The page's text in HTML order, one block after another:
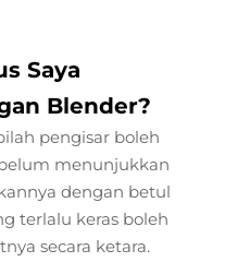
Saya
Blender?
pengisar boleh
menunjukkan
dengan betul
terlalu keras boleh
secara ketara.